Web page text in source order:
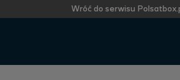
Wróć do serwisu